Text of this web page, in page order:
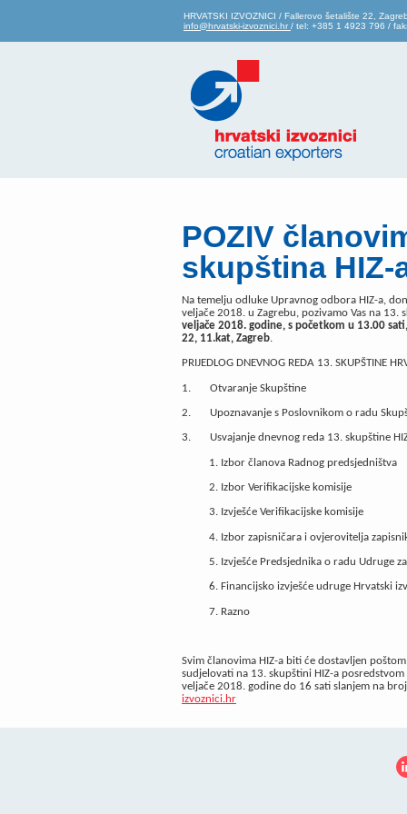
HRVATSKI IZVOZNICI / Fallerovo šetalište 22,
info@hrvatski-izvoznici.hr / tel: +385 1 4923 796 /
POZIV
skupština HIZ-
Na temelju odluke Upravnog odbora HIZ-a,
veljače 2018. u Zagrebu, pozivamo Vas na
veljače 2018. godine, s početkom u 13.00
22, 11.kat, Zagreb.
PRIJEDLOG DNEVNOG REDA 13. SKUPŠTINE
1. Otvaranje Skupštine
2. Upoznavanje s Poslovnikom o radu
3. Usvajanje dnevnog reda 13.
1. Izbor članova Radnog predsjedništva
2. Izbor Verifikacijske komisije
3. Izvješće Verifikacijske komisije
4. Izbor zapisničara i ovjerovitelja
5. Izvješće Predsjednika o radu Udruge za
6. Financijsko izvješće udruge Hrvatski
7. Razno
Svim članovima HIZ-a biti će dostavljen
sudjelovati na 13. skupštini HIZ-a
veljače 2018. godine do 16 sati slanjem na
izvoznici.hr